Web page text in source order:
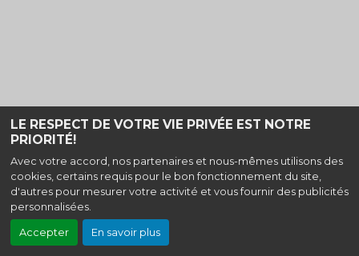
LE RESPECT DE VOTRE VIE PRIVÉE EST NOTRE
PRIORITÉ!
Avec votre accord, nos partenaires et nous-mêmes utilisons des
cookies, certains requis pour le bon fonctionnement du site,
d'autres pour mesurer votre activité et vous fournir des publicités
personnalisées.
Accepter En savoir plus